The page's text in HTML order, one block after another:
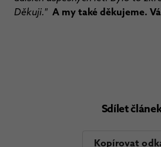
Děkuji." A my také děkujeme.
Sdílet
Kopírovat